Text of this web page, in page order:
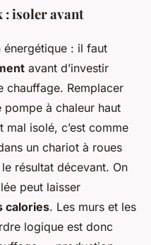
: isoler avant
énergétique : il faut
avant d’investir
chauffage. Remplacer
pompe à chaleur haut
mal isolé, c’est comme
un chariot à roues
résultat décevant. On
peut laisser
calories. Les murs et les
logique est donc